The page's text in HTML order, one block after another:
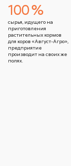
100 %
сырья, идущего на
приготовления
растительных кормов
для коров «Август-Агро»,
предприятие
производит на своих же
полях.